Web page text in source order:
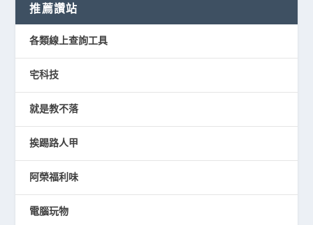
推薦讚站
各類線上查詢工具
宅科技
就是教不落
挨踢路人甲
阿榮福利味
電腦玩物